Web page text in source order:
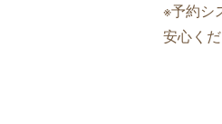
※予約シ
安心くだ